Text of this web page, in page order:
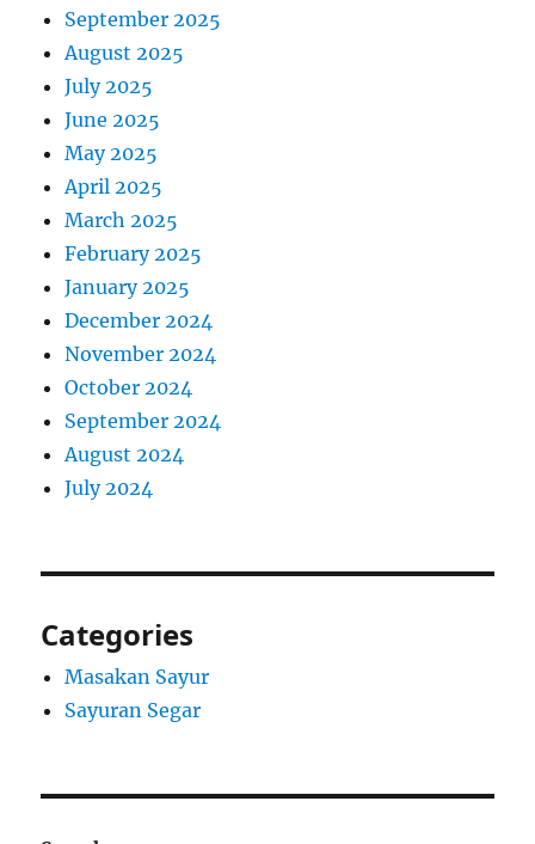
September 2025
August 2025
July 2025
June 2025
May 2025
April 2025
March 2025
February 2025
January 2025
December 2024
November 2024
October 2024
September 2024
August 2024
July 2024
Categories
Masakan Sayur
Sayuran Segar